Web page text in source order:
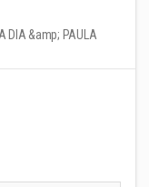
DIA &amp; PAULA